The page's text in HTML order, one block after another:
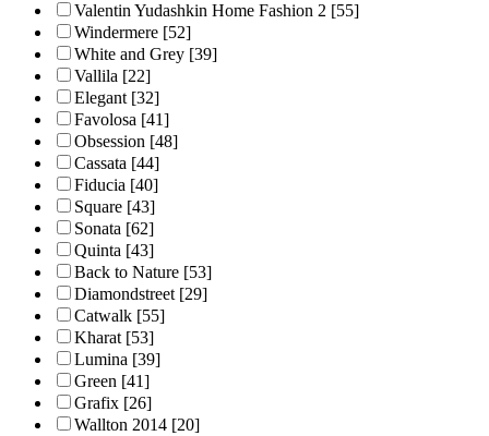
Valentin Yudashkin Home Fashion 2 [55]
Windermere [52]
White and Grey [39]
Vallila [22]
Elegant [32]
Favolosa [41]
Obsession [48]
Cassata [44]
Fiducia [40]
Square [43]
Sonata [62]
Quinta [43]
Back to Nature [53]
Diamondstreet [29]
Catwalk [55]
Kharat [53]
Lumina [39]
Green [41]
Grafix [26]
Wallton 2014 [20]